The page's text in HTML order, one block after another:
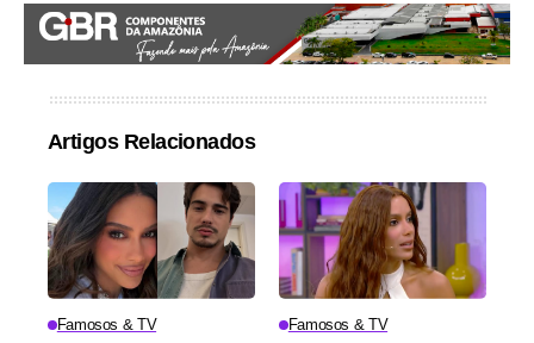
Artigos Relacionados
Famosos & TV Famosos & TV